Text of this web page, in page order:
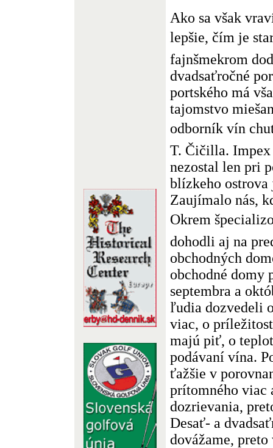
Ako sa však
lepšie, čím je
fajnšmekrom
dvadsaťročné
portského má
tajomstvo
odborník vín
T. Čičilla.
nezostal len pri
blízkeho
Zaujímalo nás,
Okrem
dohodli aj na
obchodných
obchodné domy
septembra a
ľudia dozvedeli
viac, o
majú piť, o
podávaní vína.
ťažšie v
prítomného viac
dozrievania,
Desať- a
dovážame,